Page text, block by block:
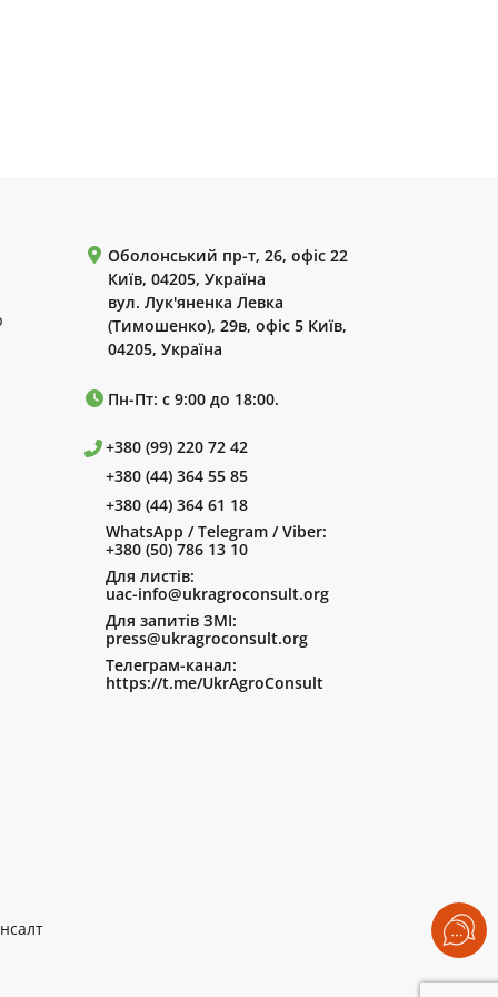
Оболонський пр-т, 26, офіс 22
Київ, 04205, Україна
вул. Лук'яненка Левка
(Тимошенко), 29в, офіс 5 Київ,
04205, Україна
Пн-Пт: с 9:00 до 18:00.
+380 (99) 220 72 42
+380 (44) 364 55 85
+380 (44) 364 61 18
WhatsApp / Telegram / Viber:
+380 (50) 786 13 10
Для листів:
uac-info@ukragroconsult.org
Для запитів ЗМІ:
press@ukragroconsult.org
Телеграм-канал:
https://t.me/UkrAgroConsult